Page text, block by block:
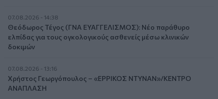
07.08.2026 - 14:38
Θεόδωρος Τέγος (ΓΝΑ ΕΥΑΓΓΕΛΙΣΜΟΣ): Νέο παράθυρο
ελπίδας για τους ογκολογικούς ασθενείς μέσω κλινικών
δοκιμών
07.08.2026 - 13:16
Χρήστος Γεωργόπουλος – «ΕΡΡΙΚΟΣ ΝΤΥΝΑΝ»/ΚΕΝΤΡΟ
ΑΝΑΠΛΑΣΗ